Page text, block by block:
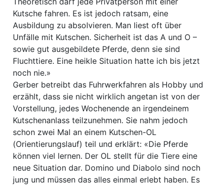
Kutsche fahren. Es ist jedoch ratsam, eine
Ausbildung zu absolvieren. Man liest oft über
Unfälle mit Kutschen. Sicherheit ist das A und O –
sowie gut ausgebildete Pferde, denn sie sind
Fluchttiere. Eine heikle Situation hatte ich bis jetzt
noch nie.»
Gerber betreibt das Fuhrwerkfahren als Hobby und
erzählt, dass sie nicht wirklich angetan ist von der
Vorstellung, jedes Wochenende an irgendeinem
Kutschenanlass teilzunehmen. Sie nahm jedoch
schon zwei Mal an einem Kutschen-OL
(Orientierungslauf) teil und erklärt: «Die Pferde
können viel lernen. Der OL stellt für die Tiere eine
neue Situation dar. Domino und Diabolo sind noch
jung und müssen das alles einmal erlebt haben. Es